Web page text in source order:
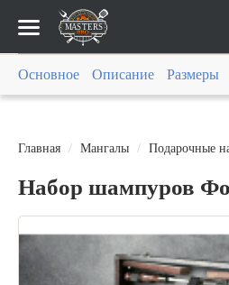
Каталог
Главная Мангалы Подарочные
Набор шампуров
Основное Описание Размеры